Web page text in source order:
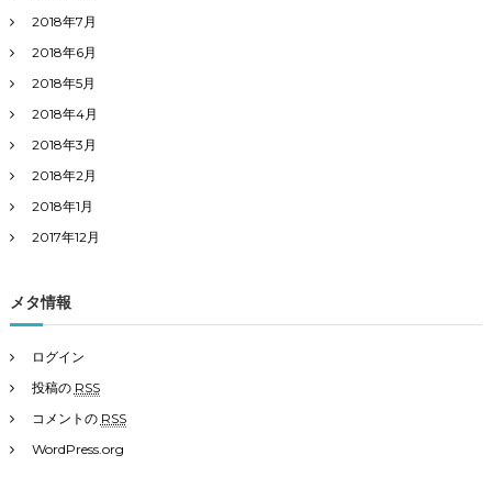
2018年7月
2018年6月
2018年5月
2018年4月
2018年3月
2018年2月
2018年1月
2017年12月
メタ情報
ログイン
投稿の RSS
コメントの RSS
WordPress.org